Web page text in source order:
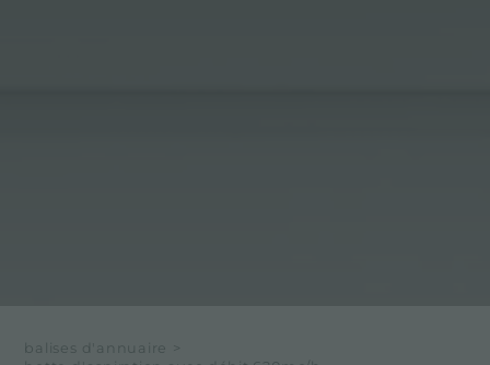
balises d'annuaire
>